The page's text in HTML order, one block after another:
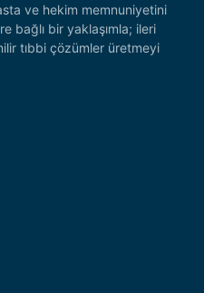
ve hekim memnuniyetini
bağlı bir yaklaşımla; ileri
tıbbi çözümler üretmeyi